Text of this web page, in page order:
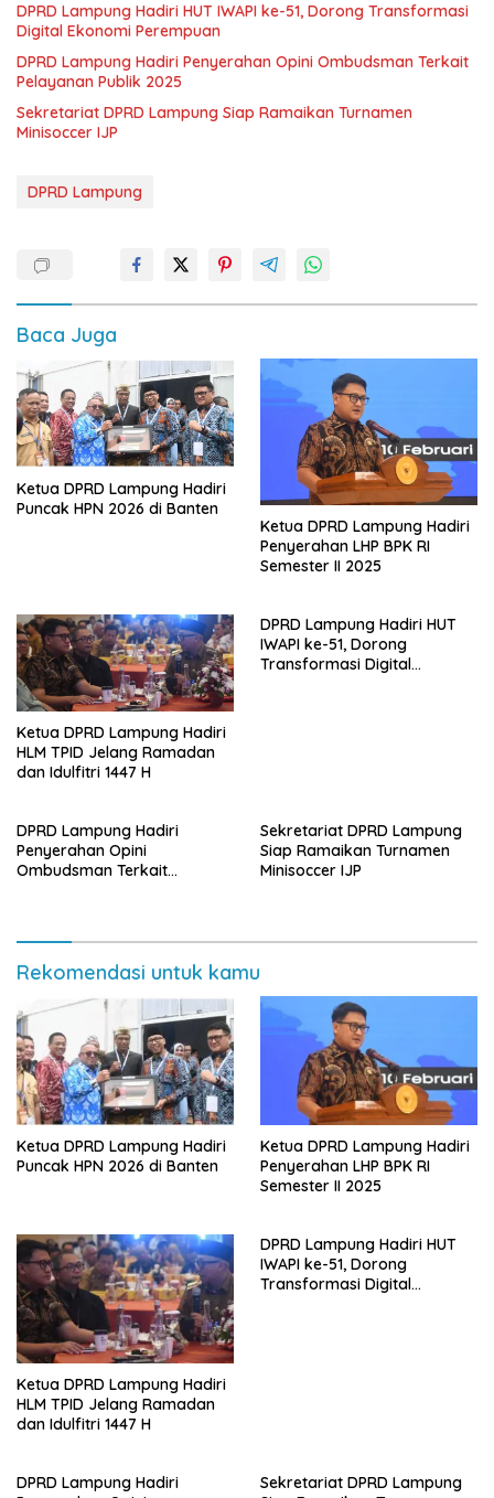
DPRD Lampung Hadiri HUT IWAPI ke-51, Dorong Transformasi
Digital Ekonomi Perempuan
DPRD Lampung Hadiri Penyerahan Opini Ombudsman Terkait
Pelayanan Publik 2025
Sekretariat DPRD Lampung Siap Ramaikan Turnamen
Minisoccer IJP
DPRD Lampung
Baca Juga
Ketua DPRD Lampung Hadiri
Puncak HPN 2026 di Banten
Ketua DPRD Lampung Hadiri
Penyerahan LHP BPK RI
Semester II 2025
Ketua DPRD Lampung Hadiri
HLM TPID Jelang Ramadan
dan Idulfitri 1447 H
DPRD Lampung Hadiri HUT
IWAPI ke-51, Dorong
Transformasi Digital
DPRD Lampung Hadiri
Penyerahan Opini
Ombudsman Terkait
Sekretariat DPRD Lampung
Siap Ramaikan Turnamen
Minisoccer IJP
Rekomendasi untuk kamu
Ketua DPRD Lampung Hadiri
Puncak HPN 2026 di Banten
Ketua DPRD Lampung Hadiri
Penyerahan LHP BPK RI
Semester II 2025
Ketua DPRD Lampung Hadiri
HLM TPID Jelang Ramadan
dan Idulfitri 1447 H
DPRD Lampung Hadiri HUT
IWAPI ke-51, Dorong
Transformasi Digital
DPRD Lampung Hadiri
Sekretariat DPRD Lampung